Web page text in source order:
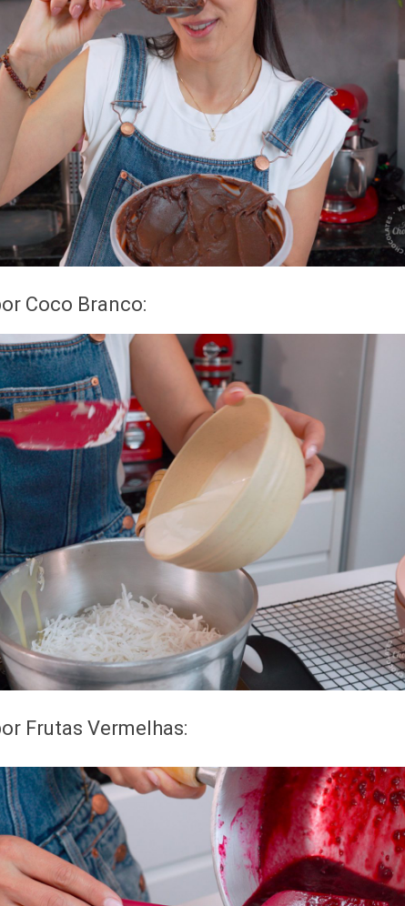
Coco Branco:
Frutas Vermelhas: